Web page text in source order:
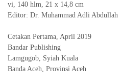
vi, 140 hlm, 21 x 14,8 cm
Editor: Dr. Muhammad Adli Abdullah
Cetakan Pertama, April 2019
Bandar Publishing
Lamgugob, Syiah Kuala
Banda Aceh, Provinsi Aceh